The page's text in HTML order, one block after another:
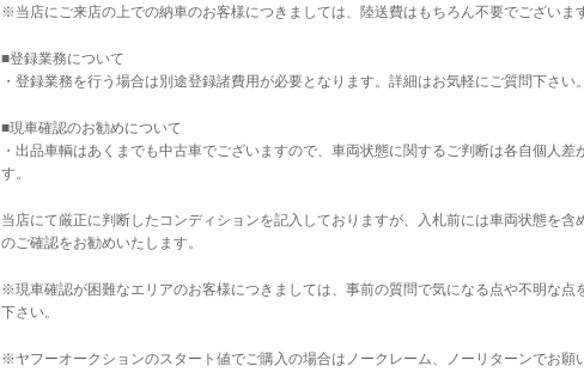
※当店にご来店の上での納車のお客様につきましては、陸送費はもちろん不要でございます
■登録業務について
・登録業務を行う場合は別途登録諸費用が必要となります。詳細はお気軽にご質問下さい。
■現車確認のお勧めについて
・出品車輌はあくまでも中古車でございますので、車両状態に関するご判断は各自個人差
す。
当店にて厳正に判断したコンディションを記入しておりますが、入札前には車両状態を含
のご確認をお勧めいたします。
※現車確認が困難なエリアのお客様につきましては、事前の質問で気になる点や不明な点
下さい。
※ヤフーオークションのスタート値でご購入の場合はノークレーム、ノーリターンでお願